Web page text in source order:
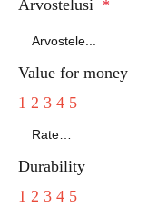
Arvostelusi *
Value for money
1 2 3 4 5
Durability
1 2 3 4 5